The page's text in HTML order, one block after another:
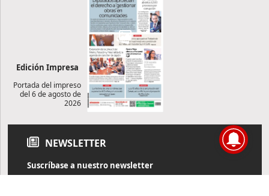
Edición Impresa
Portada del impreso
del 6 de agosto de
2026
NEWSLETTER
Suscríbase a nuestro newsletter
Reciba diariamente información de actualidad directamente en